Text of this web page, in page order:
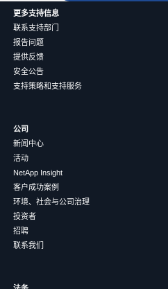
更多支持信息
联系支持部门
报告问题
提供反馈
安全公告
支持策略和支持服务
公司
新闻中心
活动
NetApp Insight
客户成功案例
环境、社会与公司治理
投资者
招聘
联系我们